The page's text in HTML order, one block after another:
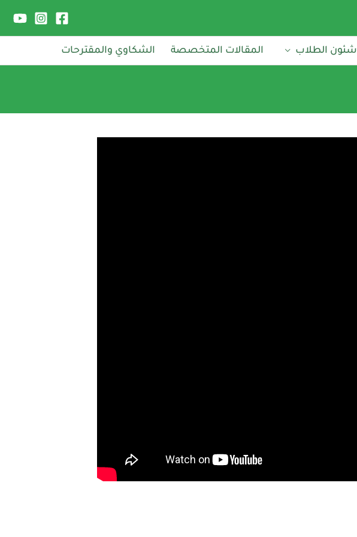
شئون الطلاب المقالات المتخصصة الشكاوي والمقترحات